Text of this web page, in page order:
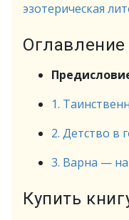
эзотерическая
Оглавление
1.
2. Детство в
3. Варна — на
Купить